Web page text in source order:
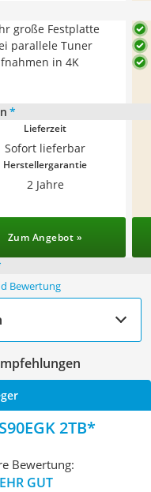
große Festplatte
parallele Tuner
in 4K
*
Lieferzeit
Sofort lieferbar
Herstellergarantie
2 Jahre
Zum Angebot »
Bewertung
2TB
Bewertung:
GUT